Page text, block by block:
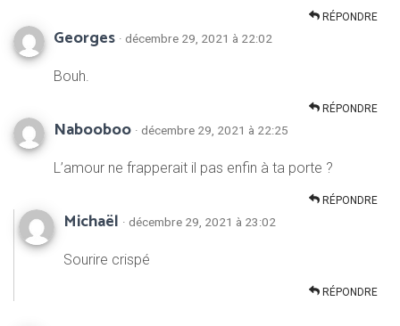
RÉPONDRE
Georges · décembre 29, 2021 à 22:02
Bouh.
RÉPONDRE
Nabooboo · décembre 29, 2021 à 22:25
L’amour ne frapperait il pas enfin à ta porte ?
RÉPONDRE
Michaël · décembre 29, 2021 à 23:02
Sourire crispé
RÉPONDRE